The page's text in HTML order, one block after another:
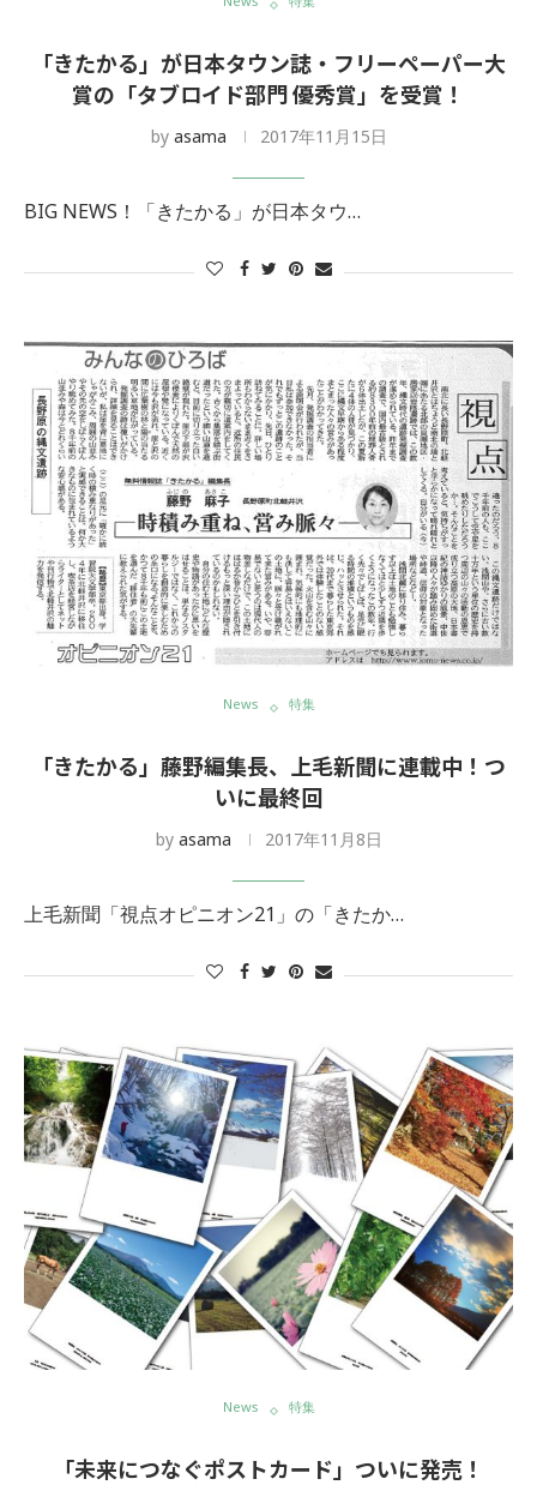
「きたかる」が日本タウン誌・フリーペーパー大
賞の「タブロイド部門 優秀賞」を受賞！
byasama 2017年11月15日
BIG NEWS！「きたかる」が日本タウ…
News 特集
「きたかる」藤野編集長、上毛新聞に連載中！つ
いに最終回
byasama 2017年11月8日
上毛新聞「視点オピニオン21」の「きたか…
News 特集
「未来につなぐポストカード」ついに発売！